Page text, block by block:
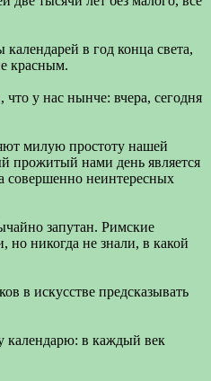
в год конца света,
красным.
у нас нынче: вчера, сегодня
милую простоту нашей
прожитый нами день является
совершенно неинтересных
запутан. Римские
но никогда не знали, в какой
в искусстве предсказывать
календарю: в каждый век